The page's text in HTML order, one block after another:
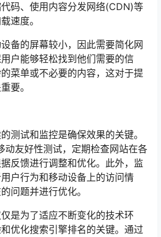
码、使用内容分发网络(CDN)等
速度。
备的屏幕较小，因此需要简化网
户能够轻松找到他们需要的信
菜单或不必要的内容，这对于提
要。
测试和监控是确保效果的关键。
友好性测试，定期检查网站在各
反馈进行调整和优化。此外，监
户行为和移动设备上的访问情
问题并进行优化。
是为了适应不断变化的技术环
优化搜索引擎排名的关键。通过